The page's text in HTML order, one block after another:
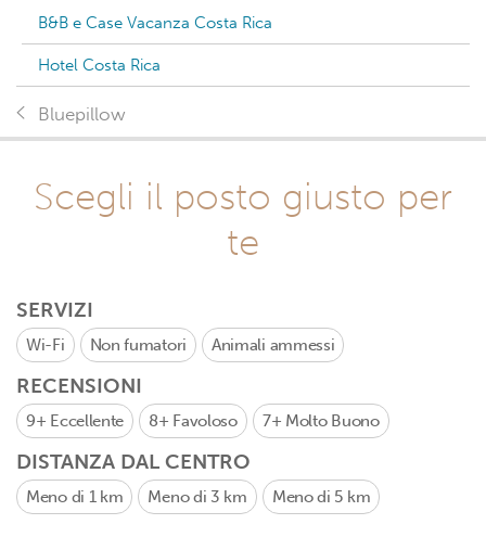
B&B e Case Vacanza Costa Rica
Hotel Costa Rica
Bluepillow
Scegli il posto giusto per
te
SERVIZI
Wi-Fi Non fumatori Animali ammessi
RECENSIONI
9+ Eccellente 8+ Favoloso 7+ Molto Buono
DISTANZA DAL CENTRO
Meno di 1 km Meno di 3 km Meno di 5 km